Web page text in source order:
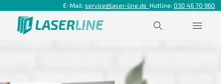
E-Mail: service@laser-line.de Hotline: 030 46 70 960